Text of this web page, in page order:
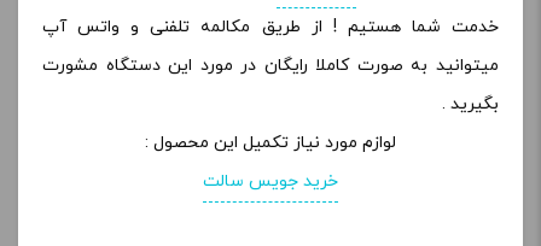
خدمت شما هستیم ! از طریق مکالمه تلفنی و واتس آپ
میتوانید به صورت کاملا رایگان در مورد این دستگاه مشورت
بگیرید .
لوازم مورد نیاز تکمیل این محصول :
خرید جویس سالت